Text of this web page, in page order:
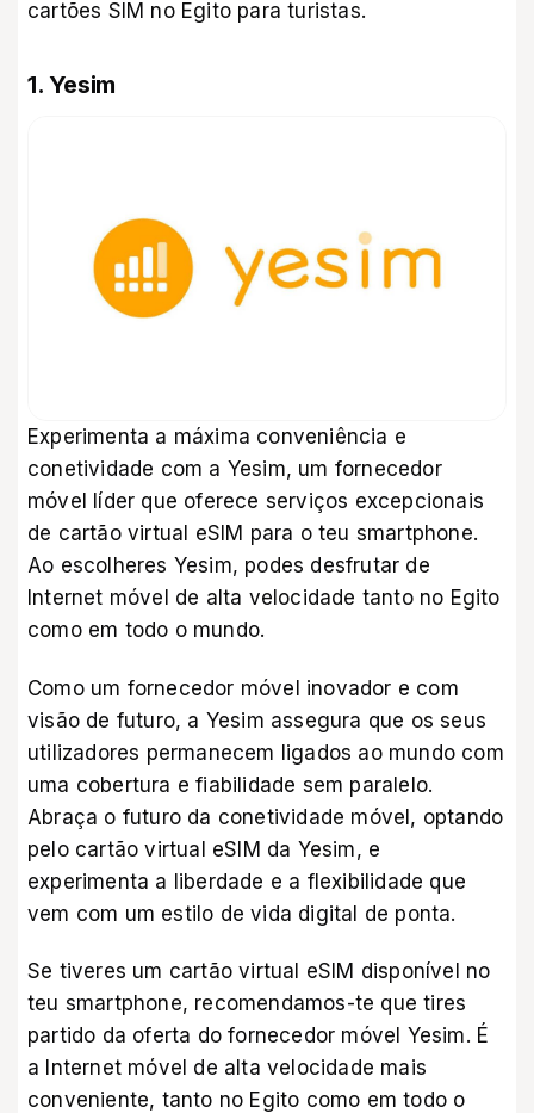
cartões SIM no Egito para turistas.
1. Yesim
Experimenta a máxima conveniência e
conetividade com a Yesim, um fornecedor
móvel líder que oferece serviços excepcionais
de cartão virtual eSIM para o teu smartphone.
Ao escolheres Yesim, podes desfrutar de
Internet móvel de alta velocidade tanto no Egito
como em todo o mundo.
Como um fornecedor móvel inovador e com
visão de futuro, a Yesim assegura que os seus
utilizadores permanecem ligados ao mundo com
uma cobertura e fiabilidade sem paralelo.
Abraça o futuro da conetividade móvel, optando
pelo cartão virtual eSIM da Yesim, e
experimenta a liberdade e a flexibilidade que
vem com um estilo de vida digital de ponta.
Se tiveres um cartão virtual eSIM disponível no
teu smartphone, recomendamos-te que tires
partido da oferta do fornecedor móvel Yesim. É
a Internet móvel de alta velocidade mais
conveniente, tanto no Egito como em todo o